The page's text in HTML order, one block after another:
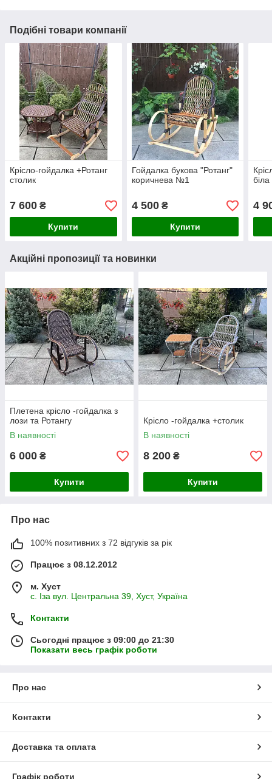
Подібні товари компанії
Крісло-гойдалка +Ротанг
столик
7 600 ₴
Купити
Гойдалка букова "Ротанг"
коричнева №1
4 500₴
Купити
4
Акційні пропозиції та новинки
Плетена крісло -гойдалка з
лози та Ротангу
В наявності
6 000 ₴
Купити
Крісло -гойдалка +столик
В наявності
8 200 ₴
Купити
Про нас
100% позитивних з 72 відгуків за рік
Працює з 08.12.2012
м. Хуст
с. Іза вул. Центральна 39, Хуст, Україна
Контакти
Сьогодні працює з 09:00 до 21:30
Показати весь графік роботи
Про нас
Контакти
Доставка та оплата
Графік роботи